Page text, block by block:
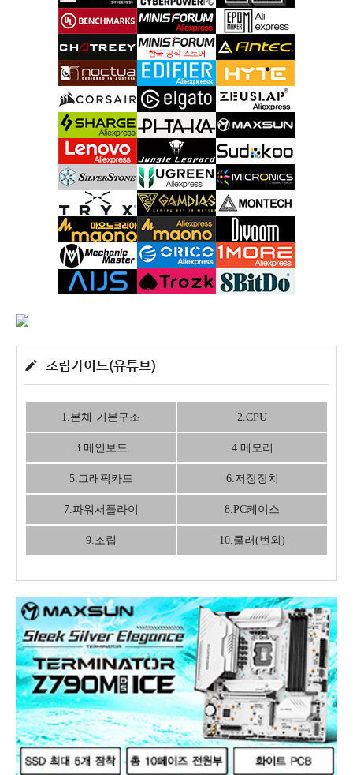
조립가이드(유튜브)
1.본체 기본구조 2.CPU
3.메인보드 4.메모리
5.그래픽카드 6.저장장치
7.파워서플라이 8.PC케이스
9.조립 10.쿨러(번외)